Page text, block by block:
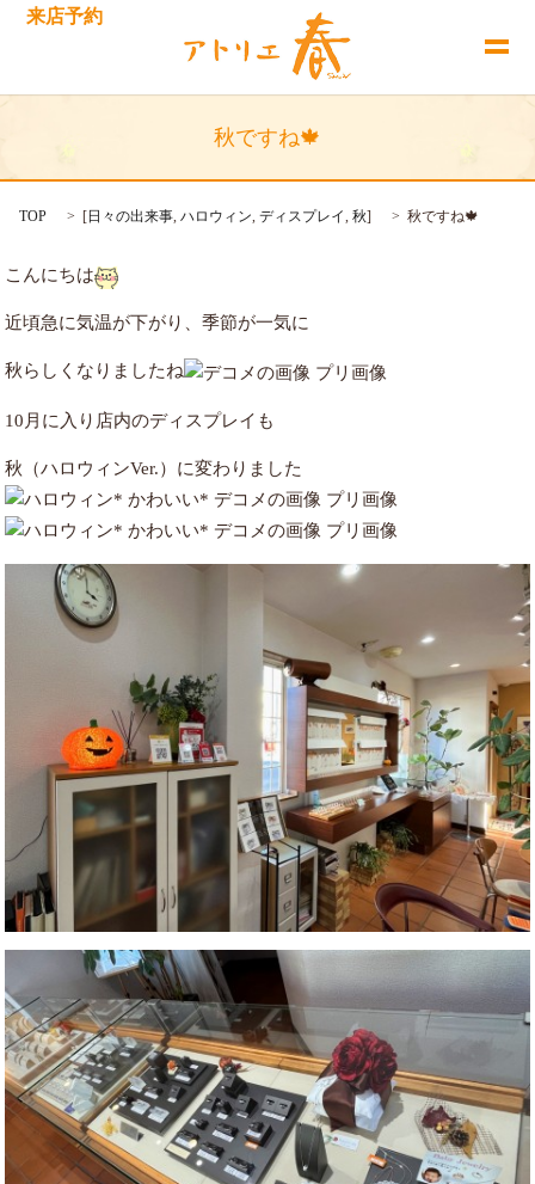
来店予約
秋ですね🍁
TOP [日々の出来事 ,ハロウィン ,ディスプレイ ,秋] 秋ですね🍁
こんにちは
近頃急に気温が下がり、季節が一気に
秋らしくなりましたね
10月に入り店内のディスプレイも
秋（ハロウィンVer.）に変わりました